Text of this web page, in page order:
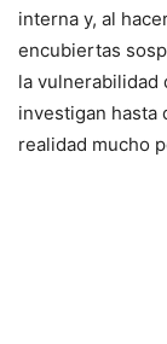
interna y, al
encubiertas
la vulnerabilidad
investigan hasta
realidad mucho